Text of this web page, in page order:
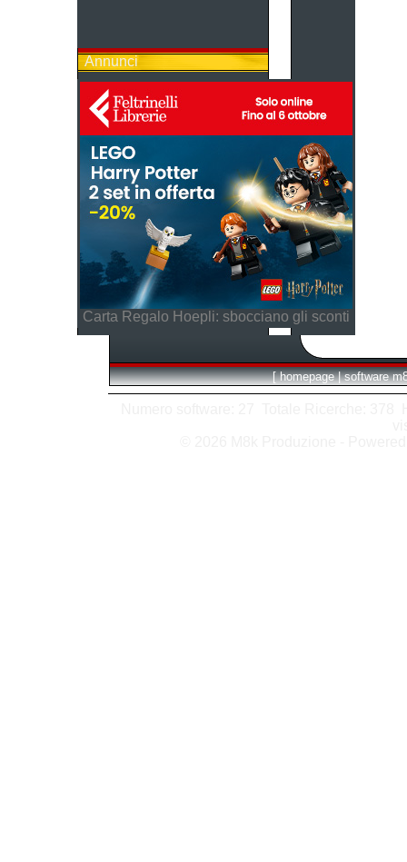
Annunci
Carta Regalo Hoepli: sbocciano gli sconti
[ homepage | software